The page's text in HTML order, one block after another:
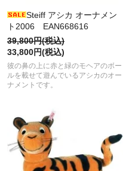
Steiff アシカ オーナメン
ト2006 EAN668616
39,800円(税込)
33,800円(税込)
彼の鼻の上に赤と緑のモヘアのボー
ルを載せて遊んでいるアシカのオー
ナメントです。